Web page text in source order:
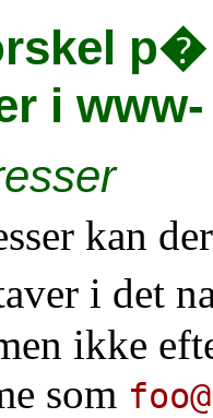
i
kan
i det
ikke
som